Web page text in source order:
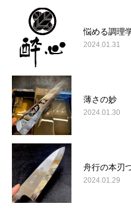
悩める調理
2024.01.31
薄さの妙
2024.01.30
舟行の本刃
2024.01.29